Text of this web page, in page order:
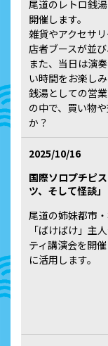
尾道のレトロ銭
開催します。
雑貨やアクセサ
店者ブースが並
また、当日は演
い時間をお楽しみ
銭湯としての営
の中で、買い物
か？
2025/10/16
国際ソロプチピ
ツ、そして怪談」
尾道の姉妹都市
「ばけばけ」主
ティ講演会を開
に活用します。